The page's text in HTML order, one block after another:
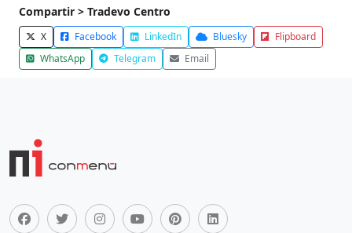
Compartir > Tradevo Centro
X Facebook LinkedIn Bluesky
Flipboard
WhatsApp
Telegram Email